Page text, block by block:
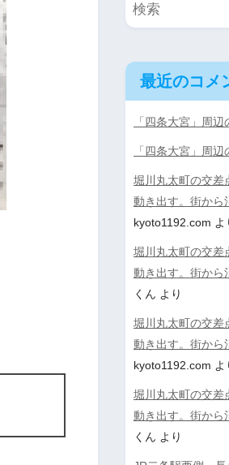
最近のコメ
「四条大宮」周辺
「四条大宮」周辺
堀川丸太町の交差
動き出す。街から
kyoto1192.com よ
堀川丸太町の交差
動き出す。街から
くん より
堀川丸太町の交差
動き出す。街から
kyoto1192.com よ
堀川丸太町の交差
動き出す。街から
くん より